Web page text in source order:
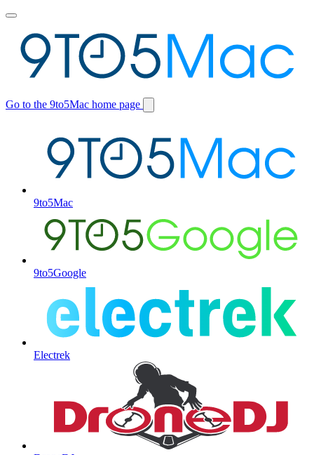
Toggle
menu
Go to the 9to5Mac home page
Switch
9to5Mac
9to5Google
Electrek